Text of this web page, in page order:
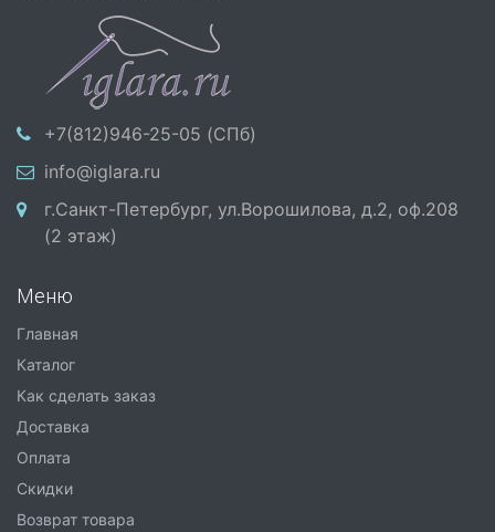
+7(812)946-25-05 (СПб)
info@iglara.ru
г.Санкт-Петербург, ул.Ворошилова, д.2, оф.208
(2 этаж)
Меню
Главная
Каталог
Как сделать заказ
Доставка
Оплата
Скидки
Возврат товара